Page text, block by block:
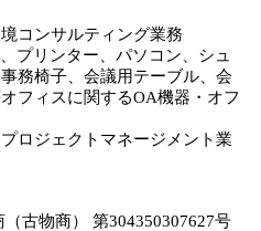
コンサルティング業務
プリンター、パソコン、シュ
務椅子、会議用テーブル、会
フィスに関するOA機器・オフ
ロジェクトマネージメント業
古物商） 第304350307627号